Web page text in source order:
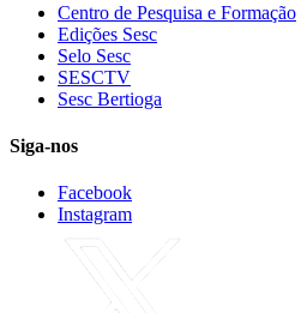
Centro de Pesquisa e Formação
Edições Sesc
Selo Sesc
SESCTV
Sesc Bertioga
Siga-nos
Facebook
Instagram